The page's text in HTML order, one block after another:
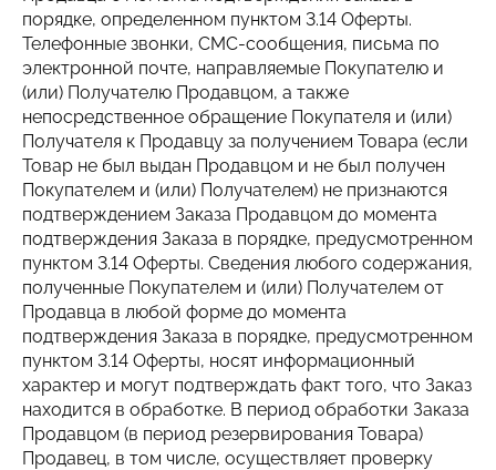
порядке, определенном пунктом 3.14 Оферты.
Телефонные звонки, СМС-сообщения, письма по
электронной почте, направляемые Покупателю и
(или) Получателю Продавцом, а также
непосредственное обращение Покупателя и (или)
Получателя к Продавцу за получением Товара (если
Товар не был выдан Продавцом и не был получен
Покупателем и (или) Получателем) не признаются
подтверждением Заказа Продавцом до момента
подтверждения Заказа в порядке, предусмотренном
пунктом 3.14 Оферты. Сведения любого содержания,
полученные Покупателем и (или) Получателем от
Продавца в любой форме до момента
подтверждения Заказа в порядке, предусмотренном
пунктом 3.14 Оферты, носят информационный
характер и могут подтверждать факт того, что Заказ
находится в обработке. В период обработки Заказа
Продавцом (в период резервирования Товара)
Продавец, в том числе, осуществляет проверку